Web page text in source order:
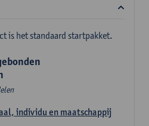
is het standaard startpakket.
individu en maatschappij